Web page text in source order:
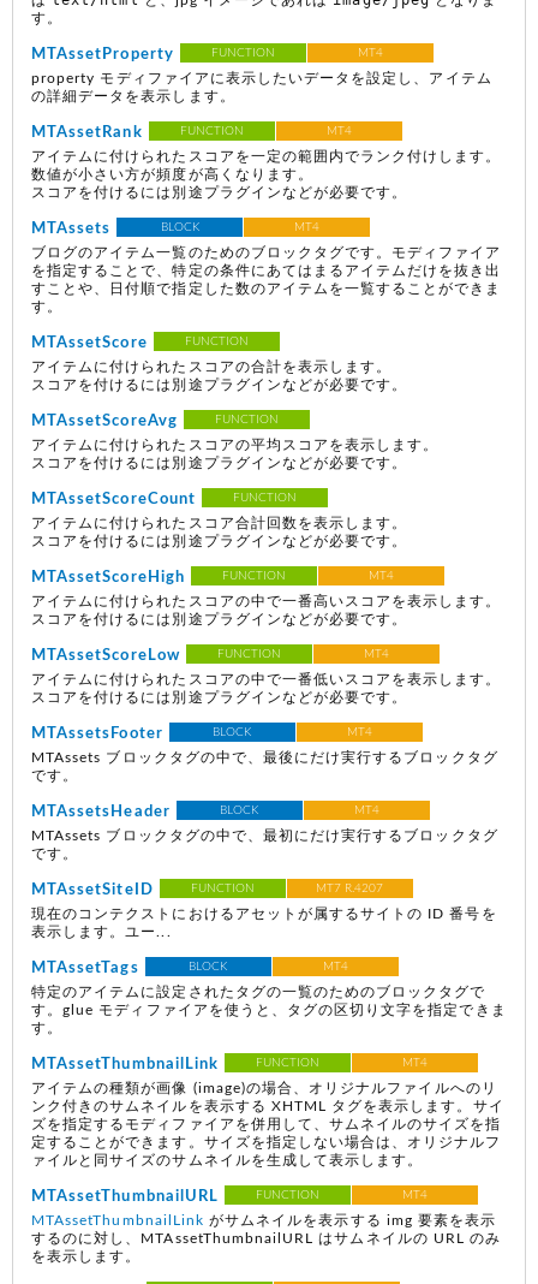
す。
MTAssetProperty FUNCTION MT4
property モディファイアに表示したいデータを設定し、アイテム
の詳細データを表示します。
MTAssetRank FUNCTION MT4
アイテムに付けられたスコアを一定の範囲内でランク付けします。
数値が小さい方が頻度が高くなります。
スコアを付けるには別途プラグインなどが必要です。
MTAssets BLOCK MT4
ブログのアイテム一覧のためのブロックタグです。モディファイア
を指定することで、特定の条件にあてはまるアイテムだけを抜き出
すことや、日付順で指定した数のアイテムを一覧することができま
す。
MTAssetScore FUNCTION
アイテムに付けられたスコアの合計を表示します。
スコアを付けるには別途プラグインなどが必要です。
MTAssetScoreAvg FUNCTION
アイテムに付けられたスコアの平均スコアを表示します。
スコアを付けるには別途プラグインなどが必要です。
MTAssetScoreCount FUNCTION
アイテムに付けられたスコア合計回数を表示します。
スコアを付けるには別途プラグインなどが必要です。
MTAssetScoreHigh FUNCTION MT4
アイテムに付けられたスコアの中で一番高いスコアを表示します。
スコアを付けるには別途プラグインなどが必要です。
MTAssetScoreLow FUNCTION MT4
アイテムに付けられたスコアの中で一番低いスコアを表示します。
スコアを付けるには別途プラグインなどが必要です。
MTAssetsFooter BLOCK MT4
MTAssets ブロックタグの中で、最後にだけ実行するブロックタグ
です。
MTAssetsHeader BLOCK MT4
MTAssets ブロックタグの中で、最初にだけ実行するブロックタグ
です。
MTAssetSiteID FUNCTION MT7 R.4207
現在のコンテクストにおけるアセットが属するサイトの ID 番号を
表示します。ユー...
MTAssetTags BLOCK MT4
特定のアイテムに設定されたタグの一覧のためのブロックタグで
す。glue モディファイアを使うと、タグの区切り文字を指定できま
す。
MTAssetThumbnailLink FUNCTION MT4
アイテムの種類が画像 (image)の場合、オリジナルファイルへのリ
ンク付きのサムネイルを表示する XHTML タグを表示します。サイ
ズを指定するモディファイアを併用して、サムネイルのサイズを指
定することができます。サイズを指定しない場合は、オリジナルフ
ァイルと同サイズのサムネイルを生成して表示します。
MTAssetThumbnailURL FUNCTION MT4
MTAssetThumbnailLink がサムネイルを表示する img 要素を表示
するのに対し、MTAssetThumbnailURL はサムネイルの URL のみ
を表示します。